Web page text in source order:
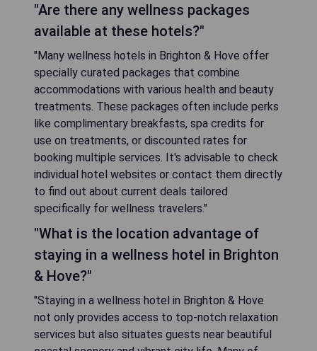
"Are there any wellness packages
available at these hotels?"
"Many wellness hotels in Brighton & Hove offer
specially curated packages that combine
accommodations with various health and beauty
treatments. These packages often include perks
like complimentary breakfasts, spa credits for
use on treatments, or discounted rates for
booking multiple services. It's advisable to check
individual hotel websites or contact them directly
to find out about current deals tailored
specifically for wellness travelers."
"What is the location advantage of
staying in a wellness hotel in Brighton
& Hove?"
"Staying in a wellness hotel in Brighton & Hove
not only provides access to top-notch relaxation
services but also situates guests near beautiful